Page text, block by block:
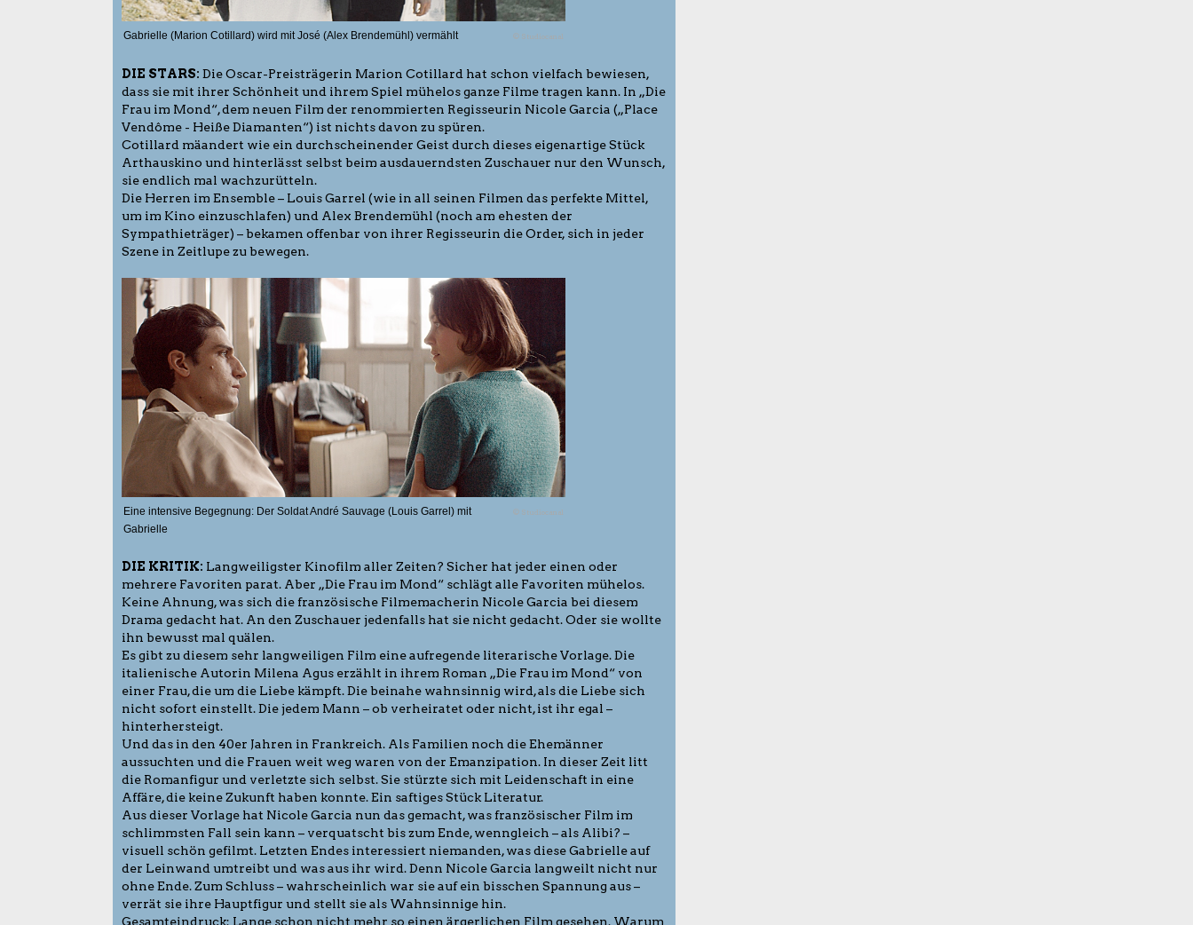
Gabrielle (Marion Cotillard) wird mit José (Alex Brendemühl) vermählt © Studiocanal
DIE STARS: Die Oscar-Preisträgerin Marion Cotillard hat schon vielfach bewiesen,
dass sie mit ihrer Schönheit und ihrem Spiel mühelos ganze Filme tragen kann. In „Die
Frau im Mond“, dem neuen Film der renommierten Regisseurin Nicole Garcia („Place
Vendôme - Heiße Diamanten“) ist nichts davon zu spüren.
Cotillard mäandert wie ein durchscheinender Geist durch dieses eigenartige Stück
Arthauskino und hinterlässt selbst beim ausdauerndsten Zuschauer nur den Wunsch,
sie endlich mal wachzurütteln.
Die Herren im Ensemble – Louis Garrel (wie in all seinen Filmen das perfekte Mittel,
um im Kino einzuschlafen) und Alex Brendemühl (noch am ehesten der
Sympathieträger) – bekamen offenbar von ihrer Regisseurin die Order, sich in jeder
Szene in Zeitlupe zu bewegen.
Eine intensive Begegnung: Der Soldat André Sauvage (Louis Garrel) mit
Gabrielle
© Studiocanal
DIE KRITIK: Langweiligster Kinofilm aller Zeiten? Sicher hat jeder einen oder
mehrere Favoriten parat. Aber „Die Frau im Mond“ schlägt alle Favoriten mühelos.
Keine Ahnung, was sich die französische Filmemacherin Nicole Garcia bei diesem
Drama gedacht hat. An den Zuschauer jedenfalls hat sie nicht gedacht. Oder sie wollte
ihn bewusst mal quälen.
Es gibt zu diesem sehr langweiligen Film eine aufregende literarische Vorlage. Die
italienische Autorin Milena Agus erzählt in ihrem Roman „Die Frau im Mond“ von
einer Frau, die um die Liebe kämpft. Die beinahe wahnsinnig wird, als die Liebe sich
nicht sofort einstellt. Die jedem Mann – ob verheiratet oder nicht, ist ihr egal –
hinterhersteigt.
Und das in den 40er Jahren in Frankreich. Als Familien noch die Ehemänner
aussuchten und die Frauen weit weg waren von der Emanzipation. In dieser Zeit litt
die Romanfigur und verletzte sich selbst. Sie stürzte sich mit Leidenschaft in eine
Affäre, die keine Zukunft haben konnte. Ein saftiges Stück Literatur.
Aus dieser Vorlage hat Nicole Garcia nun das gemacht, was französischer Film im
schlimmsten Fall sein kann – verquatscht bis zum Ende, wenngleich – als Alibi? –
visuell schön gefilmt. Letzten Endes interessiert niemanden, was diese Gabrielle auf
der Leinwand umtreibt und was aus ihr wird. Denn Nicole Garcia langweilt nicht nur
ohne Ende. Zum Schluss – wahrscheinlich war sie auf ein bisschen Spannung aus –
verrät sie ihre Hauptfigur und stellt sie als Wahnsinnige hin.
Gesamteindruck: Lange schon nicht mehr so einen ärgerlichen Film gesehen. Warum